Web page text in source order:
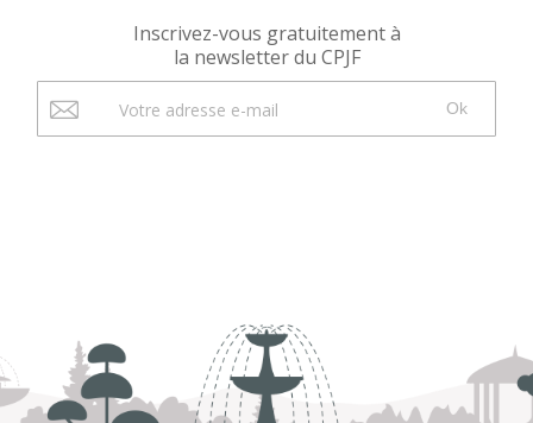
Inscrivez-vous gratuitement à
la newsletter du CPJF
Ok